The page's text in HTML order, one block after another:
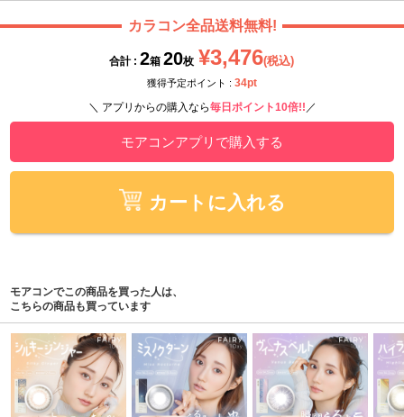
カラコン全品送料無料!
合計 : 2箱 20枚 ¥3,476(税込)
獲得予定ポイント : 34pt
＼ アプリからの購入なら毎日ポイント10倍!! ／
モアコンアプリで購入する
カートに入れる
モアコンでこの商品を買った人は、
こちらの商品も買っています